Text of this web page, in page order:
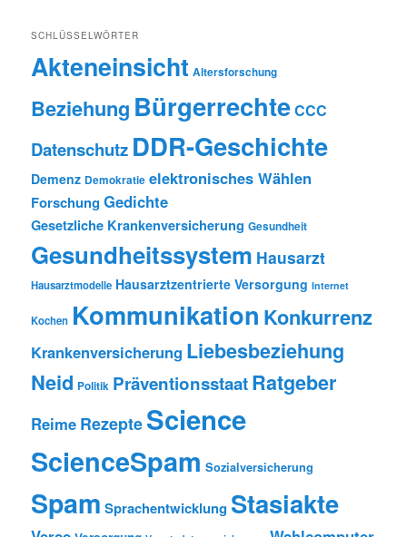
SCHLÜSSELWÖRTER
Akteneinsicht Altersforschung
Beziehung BürgerrechteCCC
Datenschutz DDR-Geschichte
Demenz Demokratie elektronisches Wählen
Forschung Gedichte
Gesetzliche Krankenversicherung Gesundheit
Gesundheitssystem Hausarzt
Hausarztmodelle Hausarztzentrierte Versorgung Internet
Kochen Kommunikation Konkurrenz
Krankenversicherung Liebesbeziehung
Neid Politik PräventionsstaatRatgeber
Reime Rezepte Science
ScienceSpam Sozialversicherung
Spam Sprachentwicklung Stasiakte